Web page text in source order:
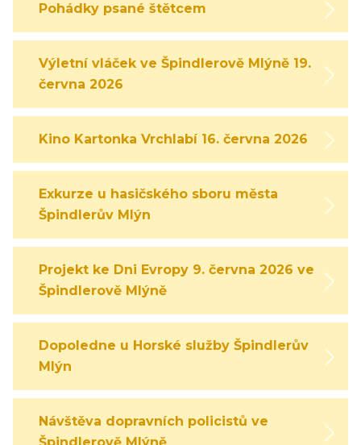
Pohádky psané štětcem
Výletní vláček ve Špindlerově Mlýně 19.
června 2026
Kino Kartonka Vrchlabí 16. června 2026
Exkurze u hasičského sboru města
Špindlerův Mlýn
Projekt ke Dni Evropy 9. června 2026 ve
Špindlerově Mlýně
Dopoledne u Horské služby Špindlerův
Mlýn
Návštěva dopravních policistů ve